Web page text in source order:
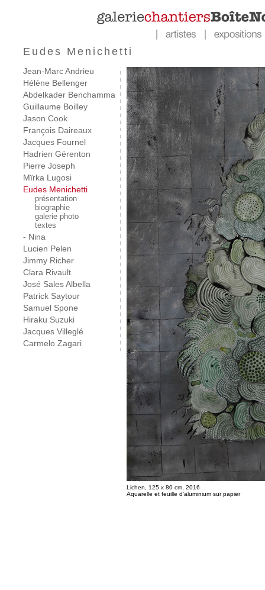
Eudes Menichetti
Jean-Marc Andrieu
Hélène Bellenger
Abdelkader Benchamma
Guillaume Boilley
Jason Cook
François Daireaux
Jacques Fournel
Hadrien Gérenton
Pierre Joseph
Mïrka Lugosi
Eudes Menichetti
présentation
biographie
galerie photo
textes
- Nina
Lucien Pelen
Jimmy Richer
Clara Rivault
José Sales Albella
Patrick Saytour
Samuel Spone
Hiraku Suzuki
Jacques Villeglé
Carmelo Zagari
Lichen, 125 x 80 cm, 2016
Aquarelle et feuille d'aluminium sur papier